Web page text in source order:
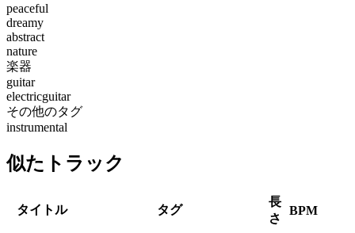
peaceful
dreamy
abstract
nature
楽器
guitar
electricguitar
その他のタグ
instrumental
似たトラック
タイトル タグ
長
さ
BPM